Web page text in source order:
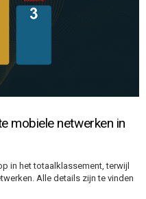
mobiele netwerken in
in het totaalklassement, terwijl
Alle details zijn te vinden